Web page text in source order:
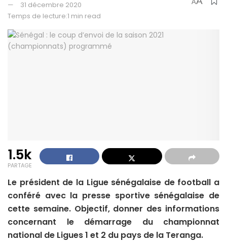
31 décembre 2020
Temps de lecture:1 min read
A
1.5k
PARTAGE
Le président de la Ligue sénégalaise de football a
conféré avec la presse sportive sénégalaise de
cette semaine. Objectif, donner des informations
concernant le démarrage du championnat
national de Ligues 1 et 2 du pays de la Teranga.